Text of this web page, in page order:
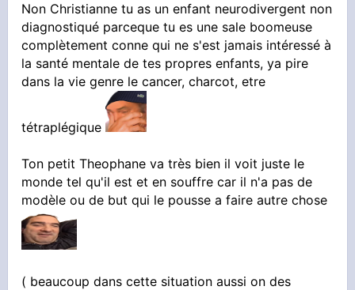
Non Christianne tu as un enfant neurodivergent non
diagnostiqué parceque tu es une sale boomeuse
complètement conne qui ne s'est jamais intéressé à
la santé mentale de tes propres enfants, ya pire
dans la vie genre le cancer, charcot, etre
tétraplégique
Ton petit Theophane va très bien il voit juste le
monde tel qu'il est et en souffre car il n'a pas de
modèle ou de but qui le pousse a faire autre chose
( beaucoup dans cette situation aussi on des